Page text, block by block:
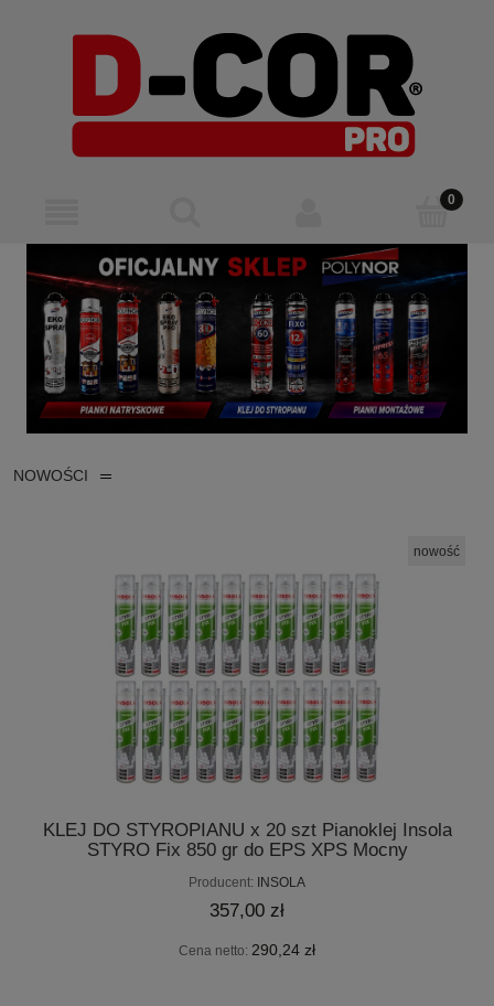
NOWOŚCI
KLEJ DO STYROPIANU x 20 szt Pianoklej Insola
STYRO Fix 850 gr do EPS XPS Mocny
Producent: INSOLA
357,00 zł
Cena netto: 290,24 zł
nowość